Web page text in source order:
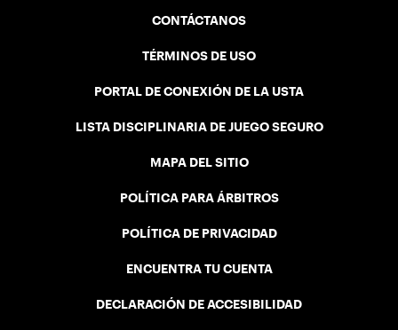
CONTÁCTANOS
TÉRMINOS DE USO
PORTAL DE CONEXIÓN DE LA USTA
LISTA DISCIPLINARIA DE JUEGO SEGURO
MAPA DEL SITIO
POLÍTICA PARA ÁRBITROS
POLÍTICA DE PRIVACIDAD
ENCUENTRA TU CUENTA
DECLARACIÓN DE ACCESIBILIDAD